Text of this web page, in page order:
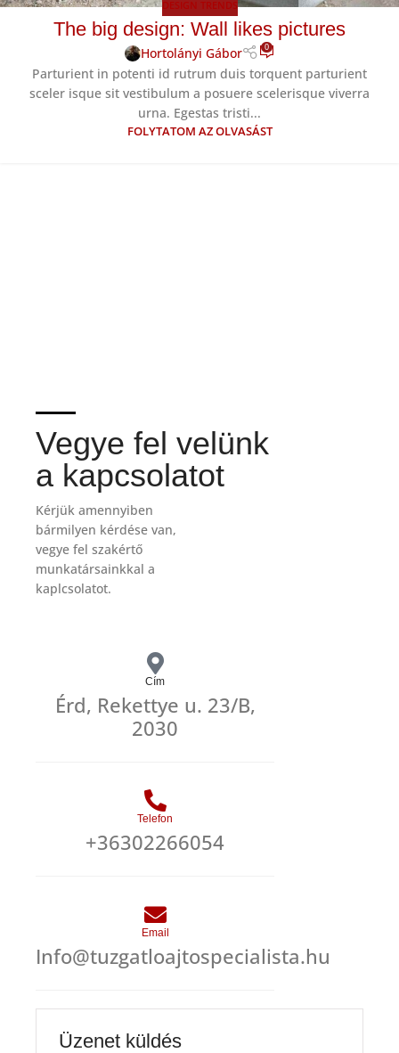
DESIGN TRENDS
The big design: Wall likes pictures
Hortolányi Gábor 0
Parturient in potenti id rutrum duis torquent parturient
sceler isque sit vestibulum a posuere scelerisque viverra
urna. Egestas tristi...
FOLYTATOM AZ OLVASÁST
Vegye fel velünk
a kapcsolatot
Kérjük amennyiben
bármilyen kérdése van,
vegye fel szakértő
munkatársainkkal a
kaplcsolatot.
Cím
Érd, Rekettye u. 23/B,
2030
Telefon
+36302266054
Email
Info@tuzgatloajtospecialista.hu
Üzenet küldés